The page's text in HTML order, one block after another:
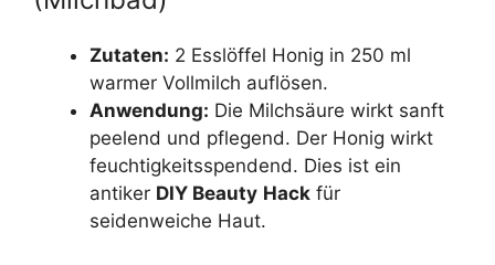
Zutaten: 2 Esslöffel Honig in 250 ml
warmer Vollmilch auflösen.
Anwendung: Die Milchsäure wirkt sanft
peelend und pflegend. Der Honig wirkt
feuchtigkeitsspendend. Dies ist ein
antiker DIY Beauty Hack für
seidenweiche Haut.